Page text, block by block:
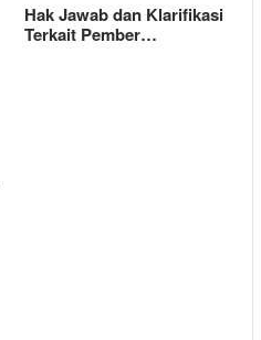
Hak Jawab dan Klarifikasi
Terkait Pember…